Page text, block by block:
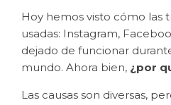
Hoy hemos visto cómo las
usadas: Instagram,
dejado de funcionar
mundo. Ahora bien, ¿por
Las causas son diversas,